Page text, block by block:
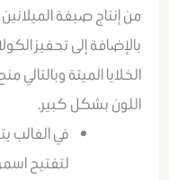
من إنتاج صبغة
بالإضافة إلى تحفيز
الخلايا الميتة وبالتالي
اللون بشكل كبير.
في الغالب
لتفتيح